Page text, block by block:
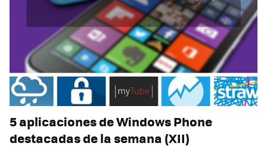
5 aplicaciones de Windows Phone
destacadas de la semana (XII)